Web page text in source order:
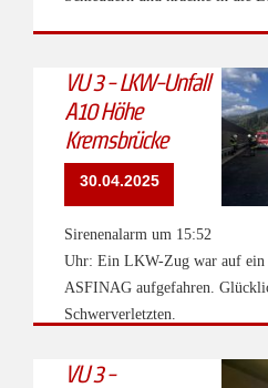
VU 3 - LKW-Unfall
A10 Höhe
Kremsbrücke
30.04.2025
Sirenenalarm um 15:52
Uhr: Ein LKW-Zug war auf ein
ASFINAG aufgefahren.
Schwerverletzten.
VU 3 -